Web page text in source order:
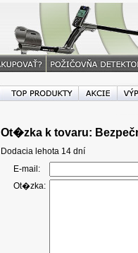
Ot�zka k tovaru:
Dodacia lehota 14 dní
E-mail:
Ot�zka: